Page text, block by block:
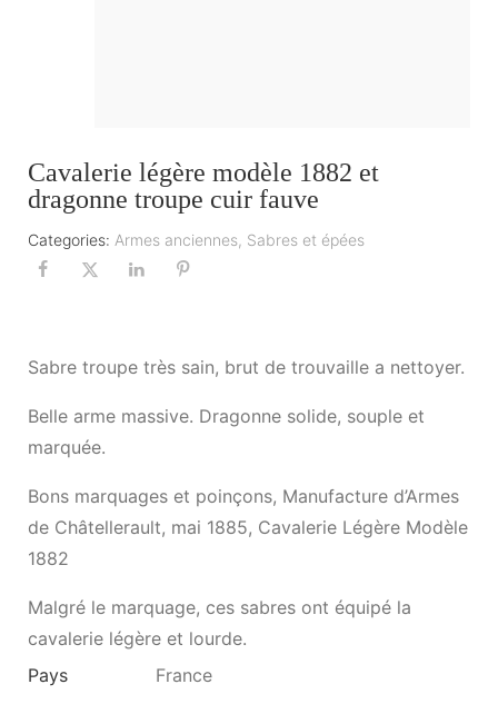
Cavalerie légère modèle 1882 et
dragonne troupe cuir fauve
Categories: Armes anciennes, Sabres et épées
Sabre troupe très sain, brut de trouvaille a nettoyer.
Belle arme massive. Dragonne solide, souple et
marquée.
Bons marquages et poinçons, Manufacture d’Armes
de Châtellerault, mai 1885, Cavalerie Légère Modèle
1882
Malgré le marquage, ces sabres ont équipé la
cavalerie légère et lourde.
Pays
France